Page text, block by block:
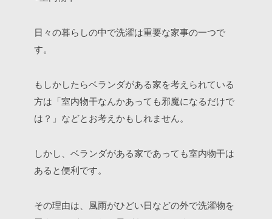
日々の暮らしの中で洗濯は重要な家事の一つで
す。
もしかしたらベランダがある家を考えられている
方は「室内物干なんかあっても邪魔になるだけで
は？」などとお考えかもしれません。
しかし、ベランダがある家であっても室内物干は
あると便利です。
その理由は、風雨がひどい日などの外で洗濯物を